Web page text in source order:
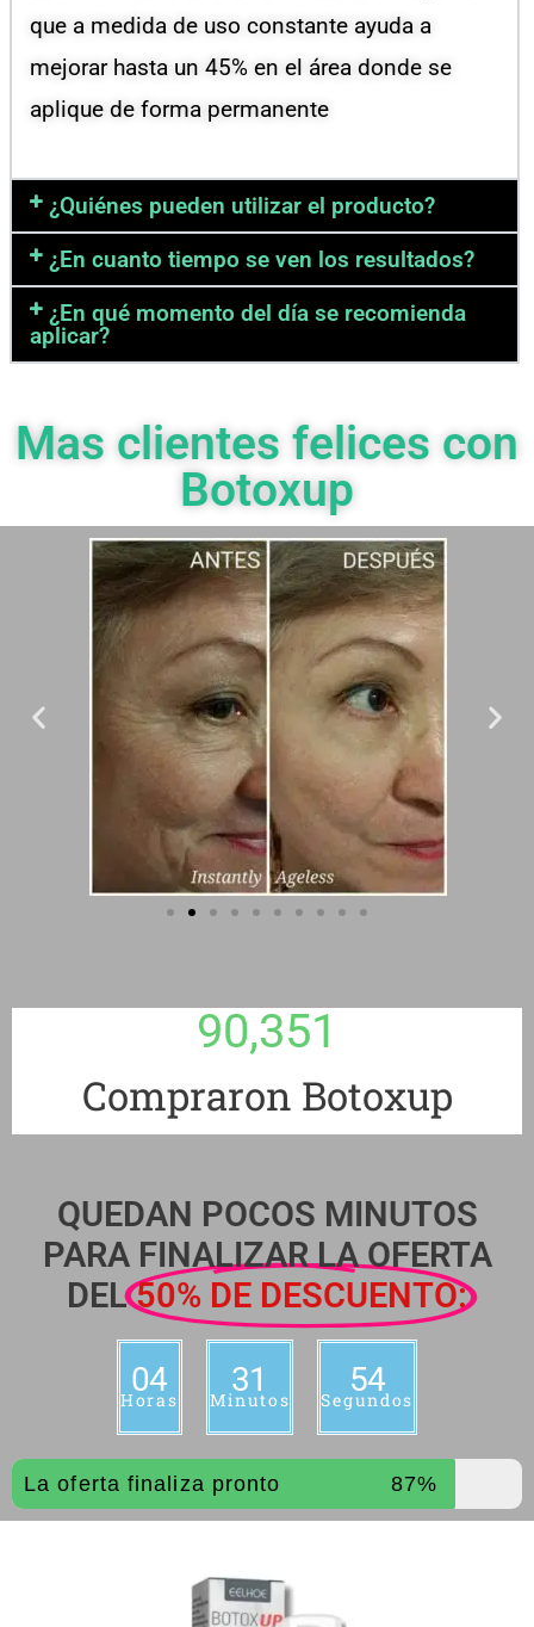
que a medida de uso constante ayuda a
mejorar hasta un 45% en el área donde se
aplique de forma permanente
¿Quiénes pueden utilizar el producto?
¿En cuanto tiempo se ven los resultados?
¿En qué momento del día se recomienda
aplicar?
Mas clientes felices con
Botoxup
Compraron Botoxup
90,351
QUEDAN POCOS MINUTOS
PARA FINALIZAR LA OFERTA
DEL50% DE DESCUENTO:
04
Horas
31
Minutos
53
Segundos
La oferta finaliza pronto 87%